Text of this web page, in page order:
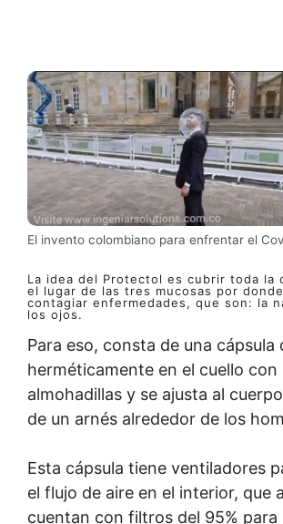
El invento colombiano para enfrentar el
La idea del Protectol es cubrir toda la
el lugar de las tres mucosas por
contagiar enfermedades, que son: la
los ojos.
Para eso, consta de una cápsula
herméticamente en el cuello con
almohadillas y se ajusta al
de un arnés alrededor de los
Esta cápsula tiene ventiladores
el flujo de aire en el interior, que
cuentan con filtros del 95% para